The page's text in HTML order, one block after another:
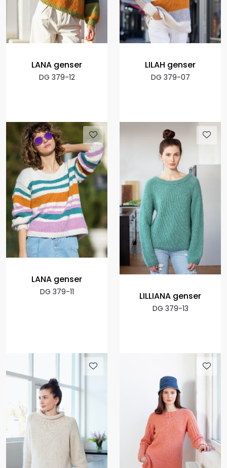
LANA genser
DG 379-12
LILAH genser
DG 379-07
LANA genser
DG 379-11 LILLIANA genser
DG 379-13